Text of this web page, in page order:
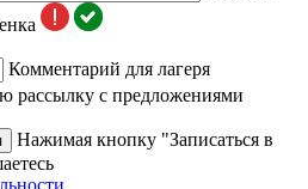
Комментарий для лагеря
рассылку с предложениями
Нажимая кнопку "Записаться в